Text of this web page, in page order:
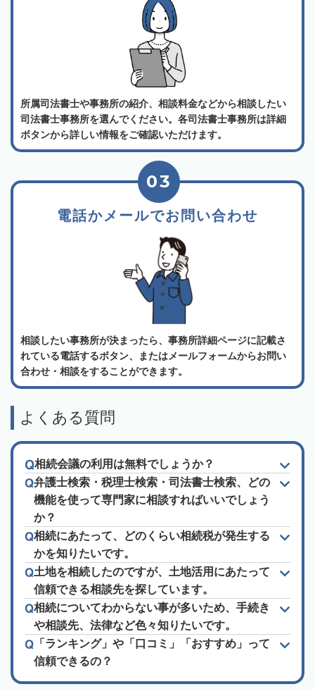
所属司法書士や事務所の紹介、相談料金などから相談したい
司法書士事務所を選んでください。各司法書士事務所は詳細
ボタンから詳しい情報をご確認いただけます。
電話かメールでお問い合わせ
03
相談したい事務所が決まったら、事務所詳細ページに記載さ
れている電話するボタン、またはメールフォームからお問い
合わせ・相談をすることができます。
よくある質問
相続会議の利用は無料でしょうか？
弁護士検索・税理士検索・司法書士検索、どの
機能を使って専門家に相談すればいいでしょう
か？
相続にあたって、どのくらい相続税が発生する
かを知りたいです。
土地を相続したのですが、土地活用にあたって
信頼できる相談先を探しています。
相続についてわからない事が多いため、手続き
や相談先、法律など色々知りたいです。
「ランキング」や「口コミ」「おすすめ」って
信頼できるの？